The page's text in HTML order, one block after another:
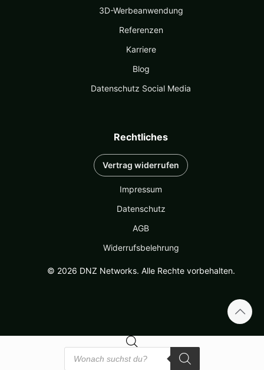
3D-Werbeanwendung
Referenzen
Karriere
Blog
Datenschutz Social Media
Rechtliches
Vertrag widerrufen
Impressum
Datenschutz
AGB
Widerrufsbelehrung
© 2026 DNZ Networks. Alle Rechte vorbehalten.
Products
search